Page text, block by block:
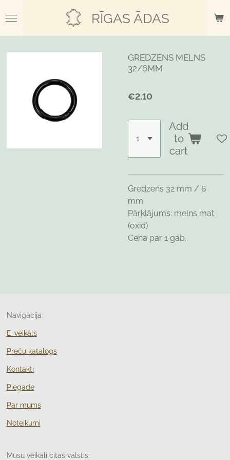
to
main
RĪGAS ĀDAS
GREDZENS MELNS
32/6MM
€2.10
Add
to
cart
Gredzens 32 mm / 6
mm
Pārklājums: melns mat.
(oxid)
Cena par 1 gab.
Navigācija:
E-veikals
Preču katalogs
Kontakti
Piegade
Par mums
Noteikumi
Mūsu veikali citās valstīs: